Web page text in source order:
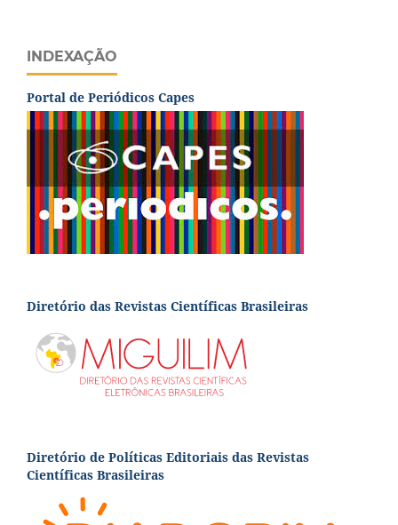
INDEXAÇÃO
Portal de Periódicos Capes
Diretório das Revistas Científicas Brasileiras
Diretório de Políticas Editoriais das Revistas
Científicas Brasileiras